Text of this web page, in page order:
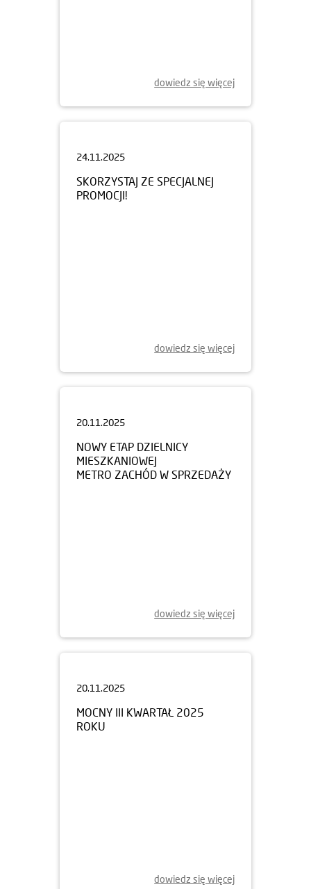
dowiedz się więcej
SKORZYSTAJ ZE SPECJALNEJ
PROMOCJI!
dowiedz się więcej
NOWY ETAP DZIELNICY
MIESZKANIOWEJ
METRO ZACHÓD W SPRZEDAŻY
dowiedz się więcej
MOCNY III KWARTAŁ 2025
ROKU
dowiedz się więcej